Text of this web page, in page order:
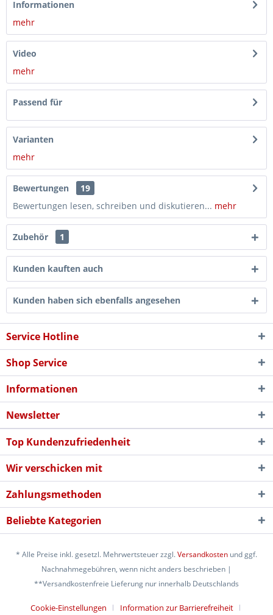
Informationen
mehr
Video
mehr
Passend für
Varianten
mehr
Bewertungen
19
Bewertungen lesen, schreiben und diskutieren... mehr
Zubehör 1
Kunden kauften auch
Kunden haben sich ebenfalls angesehen
Service Hotline
Shop Service
Informationen
Newsletter
Top Kundenzufriedenheit
Wir verschicken mit
Zahlungsmethoden
Beliebte Kategorien
* Alle Preise inkl. gesetzl. Mehrwertsteuer zzgl.Versandkosten und ggf.
Nachnahmegebühren, wenn nicht anders beschrieben |
**Versandkostenfreie Lieferung nur innerhalb Deutschlands
Cookie-Einstellungen Information zur Barrierefreiheit